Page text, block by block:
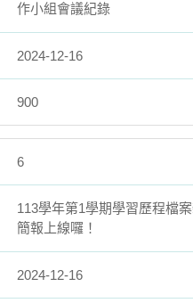
作小組會議紀錄
2024-12-16
900
6
113學年第1學期學習歷程檔
簡報上線囉！
2024-12-16